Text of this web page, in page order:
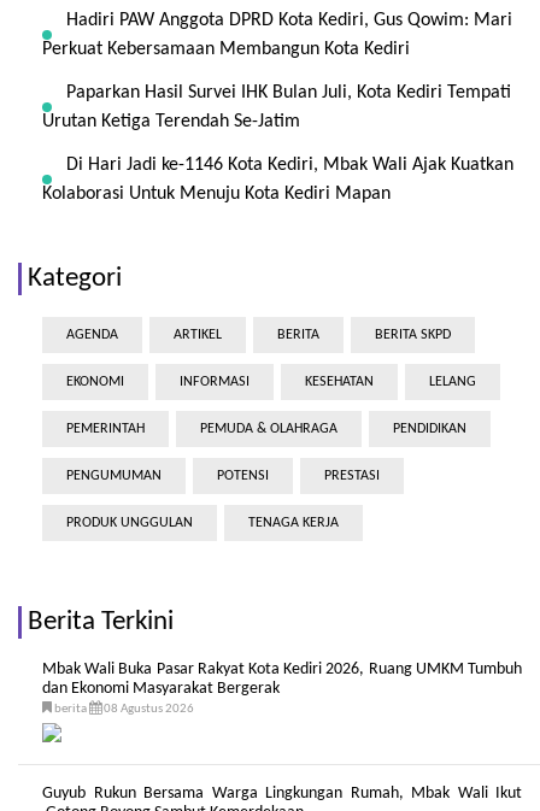
Hadiri PAW Anggota DPRD Kota Kediri, Gus Qowim: Mari
Perkuat Kebersamaan Membangun Kota Kediri
Paparkan Hasil Survei IHK Bulan Juli, Kota Kediri Tempati
Urutan Ketiga Terendah Se-Jatim
Di Hari Jadi ke-1146 Kota Kediri, Mbak Wali Ajak Kuatkan
Kolaborasi Untuk Menuju Kota Kediri Mapan
Kategori
AGENDA ARTIKEL BERITA BERITA SKPD
EKONOMI INFORMASI KESEHATAN LELANG
PEMERINTAH PEMUDA & OLAHRAGA PENDIDIKAN
PENGUMUMAN POTENSI PRESTASI
PRODUK UNGGULAN TENAGA KERJA
Berita Terkini
Mbak Wali Buka Pasar Rakyat Kota Kediri 2026, Ruang UMKM Tumbuh
dan Ekonomi Masyarakat Bergerak
berita 08 Agustus 2026
Guyub Rukun Bersama Warga Lingkungan Rumah, Mbak Wali Ikut